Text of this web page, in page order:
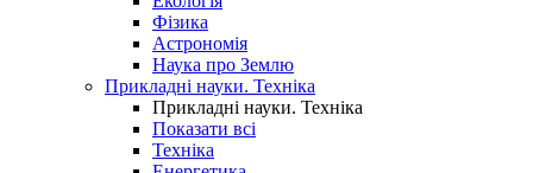
Фізика
Астрономія
Наука про Землю
Прикладні науки. Техніка
Прикладні науки. Техніка
Показати всі
Техніка